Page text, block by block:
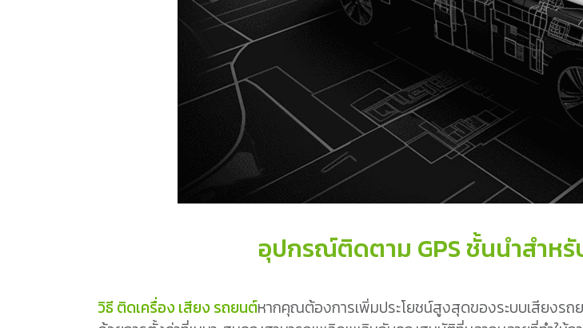
อุปกรณ์ติดตาม GPS ชั้นนำสำห
วิธี ติดเครื่อง เสียง รถยนต์หากคุณต้องการเพิ่มประโยชน์สูงสุดของระบบเสียงร